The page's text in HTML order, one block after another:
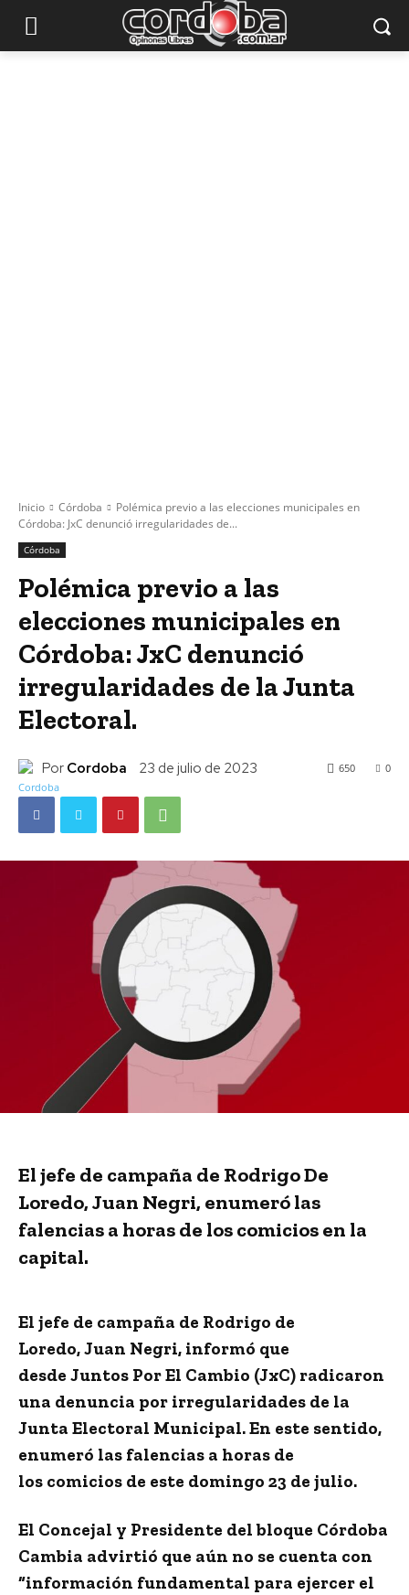
Inicio Córdoba
Polémica previo a las elecciones municipales en
Córdoba: JxC denunció irregularidades de...
Córdoba
Polémica previo a las
elecciones municipales en
Córdoba: JxC denunció
irregularidades de la Junta
Electoral.
Por Cordoba 23 de julio de 2023 0
650
El jefe de campaña de Rodrigo De
Loredo, Juan Negri, enumeró las
falencias a horas de los comicios en la
capital.
El jefe de campaña de Rodrigo de
Loredo,Juan Negri, informó que
desde Juntos Por El Cambio (JxC) radicaron
una denuncia por irregularidades de la
Junta Electoral Municipal. En este sentido,
enumeró las falencias a horas de
los comicios de este domingo 23 de julio.
El Concejal y Presidente del bloque Córdoba
Cambia advirtió que aún no se cuenta con
“información fundamental para ejercer el